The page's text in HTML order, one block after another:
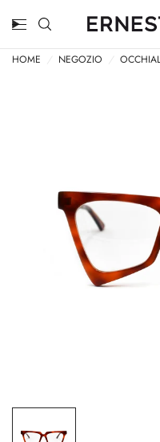
HOME NEGOZIO